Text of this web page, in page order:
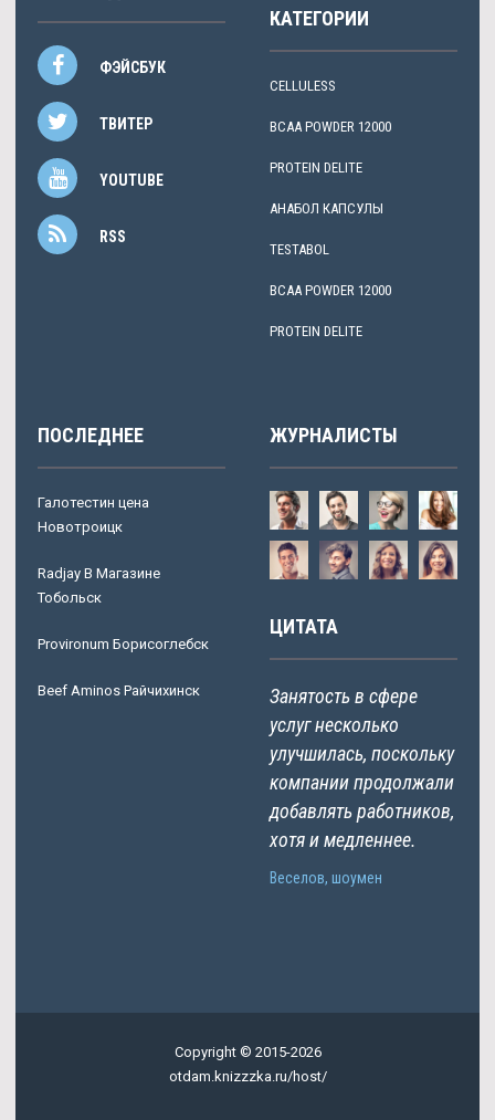
ФЭЙСБУК
ТВИТЕР
YOUTUBE
RSS
КАТЕГОРИИ
CELLULESS
BCAA POWDER 12000
PROTEIN DELITE
АНАБОЛ КАПСУЛЫ
TESTABOL
BCAA POWDER 12000
PROTEIN DELITE
ПОСЛЕДНЕЕ
Галотестин цена
Новотроицк
Radjay В Магазине
Тобольск
Provironum Борисоглебск
Beef Aminos Райчихинск
ЖУРНАЛИСТЫ
ЦИТАТА
Занятость в сфере
услуг несколько
улучшилась, поскольку
компании продолжали
добавлять работников,
хотя и медленнее.
Веселов, шоумен
Copyright © 2015-2026
otdam.knizzzka.ru/host/